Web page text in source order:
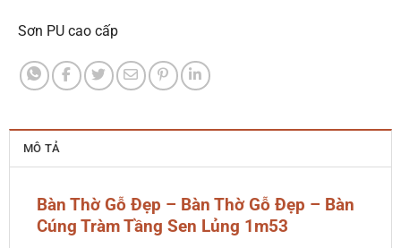
Sơn PU cao cấp
MÔ TẢ
Bàn Thờ Gỗ Đẹp – Bàn Thờ Gỗ Đẹp – Bàn
Cúng Tràm Tầng Sen Lủng 1m53